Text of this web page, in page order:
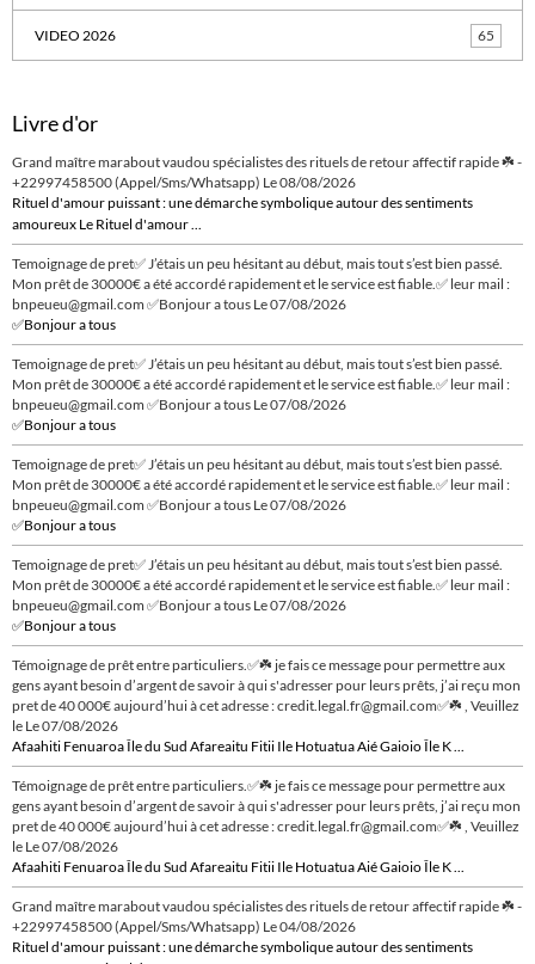
VIDEO 2026 65
Livre d'or
Grand maître marabout vaudou spécialistes des rituels de retour affectif rapide ☘️ -
+22997458500 (Appel/Sms/Whatsapp) Le 08/08/2026
Rituel d'amour puissant : une démarche symbolique autour des sentiments
amoureux Le Rituel d'amour ...
Temoignage de pret✅ J’étais un peu hésitant au début, mais tout s’est bien passé.
Mon prêt de 30000€ a été accordé rapidement et le service est fiable.✅ leur mail :
bnpeueu@gmail.com ✅Bonjour a tous Le 07/08/2026
✅Bonjour a tous
Temoignage de pret✅ J’étais un peu hésitant au début, mais tout s’est bien passé.
Mon prêt de 30000€ a été accordé rapidement et le service est fiable.✅ leur mail :
bnpeueu@gmail.com ✅Bonjour a tous Le 07/08/2026
✅Bonjour a tous
Temoignage de pret✅ J’étais un peu hésitant au début, mais tout s’est bien passé.
Mon prêt de 30000€ a été accordé rapidement et le service est fiable.✅ leur mail :
bnpeueu@gmail.com ✅Bonjour a tous Le 07/08/2026
✅Bonjour a tous
Temoignage de pret✅ J’étais un peu hésitant au début, mais tout s’est bien passé.
Mon prêt de 30000€ a été accordé rapidement et le service est fiable.✅ leur mail :
bnpeueu@gmail.com ✅Bonjour a tous Le 07/08/2026
✅Bonjour a tous
Témoignage de prêt entre particuliers.✅☘️ je fais ce message pour permettre aux
gens ayant besoin d’argent de savoir à qui s'adresser pour leurs prêts, j’ai reçu mon
pret de 40 000€ aujourd’hui à cet adresse : credit.legal.fr@gmail.com✅☘️ , Veuillez
le Le 07/08/2026
Afaahiti Fenuaroa Île du Sud Afareaitu Fitii Ile Hotuatua Aié Gaioio Île K ...
Témoignage de prêt entre particuliers.✅☘️ je fais ce message pour permettre aux
gens ayant besoin d’argent de savoir à qui s'adresser pour leurs prêts, j’ai reçu mon
pret de 40 000€ aujourd’hui à cet adresse : credit.legal.fr@gmail.com✅☘️ , Veuillez
le Le 07/08/2026
Afaahiti Fenuaroa Île du Sud Afareaitu Fitii Ile Hotuatua Aié Gaioio Île K ...
Grand maître marabout vaudou spécialistes des rituels de retour affectif rapide ☘️ -
+22997458500 (Appel/Sms/Whatsapp) Le 04/08/2026
Rituel d'amour puissant : une démarche symbolique autour des sentiments